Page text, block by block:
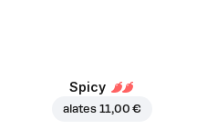
Spicy
alates 11,00 €